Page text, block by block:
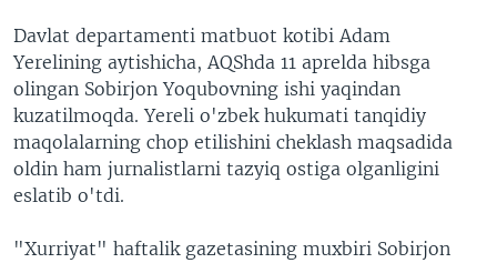
XABARLAR SURATLARDA
TELEGRAM
TWITTER
SOUNDCLOUD
VOA
Davlat departamenti matbuot kotibi Adam
Yerelining aytishicha, AQShda 11 aprelda hibsga
olingan Sobirjon Yoqubovning ishi yaqindan
kuzatilmoqda. Yereli o'zbek hukumati tanqidiy
maqolalarning chop etilishini cheklash maqsadida
oldin ham jurnalistlarni tazyiq ostiga olganligini
eslatib o'tdi.
"Xurriyat" haftalik gazetasining muxbiri Sobirjon